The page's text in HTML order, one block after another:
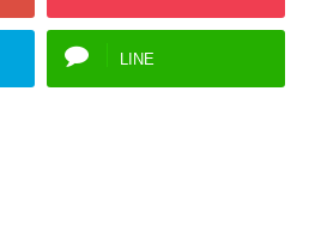
LINE